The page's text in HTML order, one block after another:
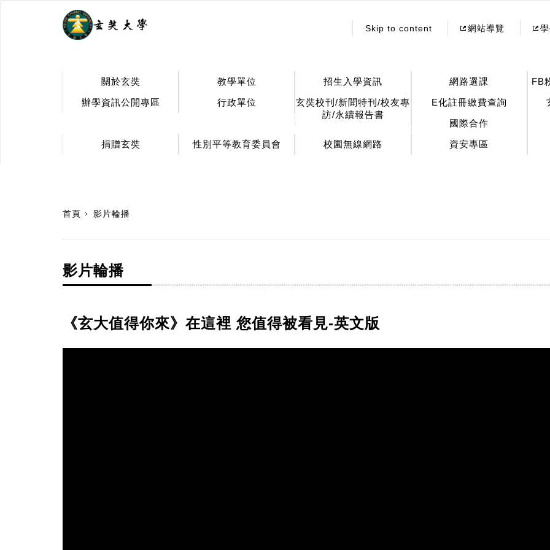
Skip to content 網站導覽
關於玄奘 教學單位 招生入學資訊 網路選課 FB
辦學資訊公開專區
行政單位
玄奘校刊/新聞特刊/校友專
訪/永續報告書
E化註冊繳費查詢
國際合作
捐贈玄奘
性別平等教育委員會 校園無線網路 資安專區
首頁 影片輪播
影片輪播
《玄大值得你來》在這裡 您值得被看見-英文版